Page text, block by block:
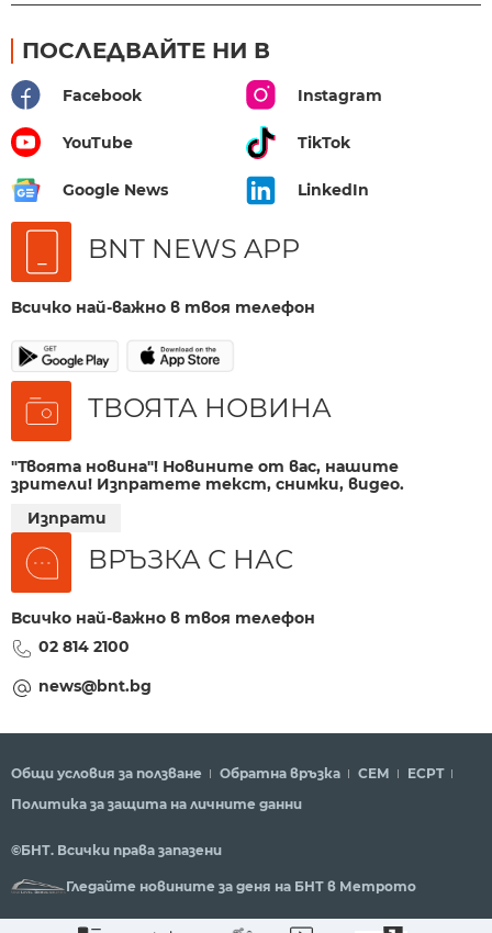
ПОСЛЕДВАЙТЕ НИ В
Facebook Instagram
YouTube TikTok
Google News LinkedIn
BNT NEWS APP
Всичко най-важно в твоя телефон
ТВОЯТА НОВИНА
"Твоята новина"! Новините от вас, нашите
зрители! Изпратете текст, снимки, видео.
Изпрати
ВРЪЗКА С НАС
Всичко най-важно в твоя телефон
02 814 2100
news@bnt.bg
Общи условия за ползване Обратна връзка СЕМ
ECPT
Политика за защита на личните данни
©БНТ. Всички права запазени
Гледайте новините за деня на БНТ в Метрото